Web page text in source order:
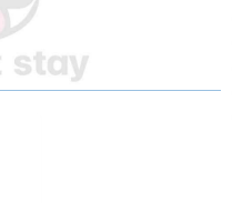
I
T K I